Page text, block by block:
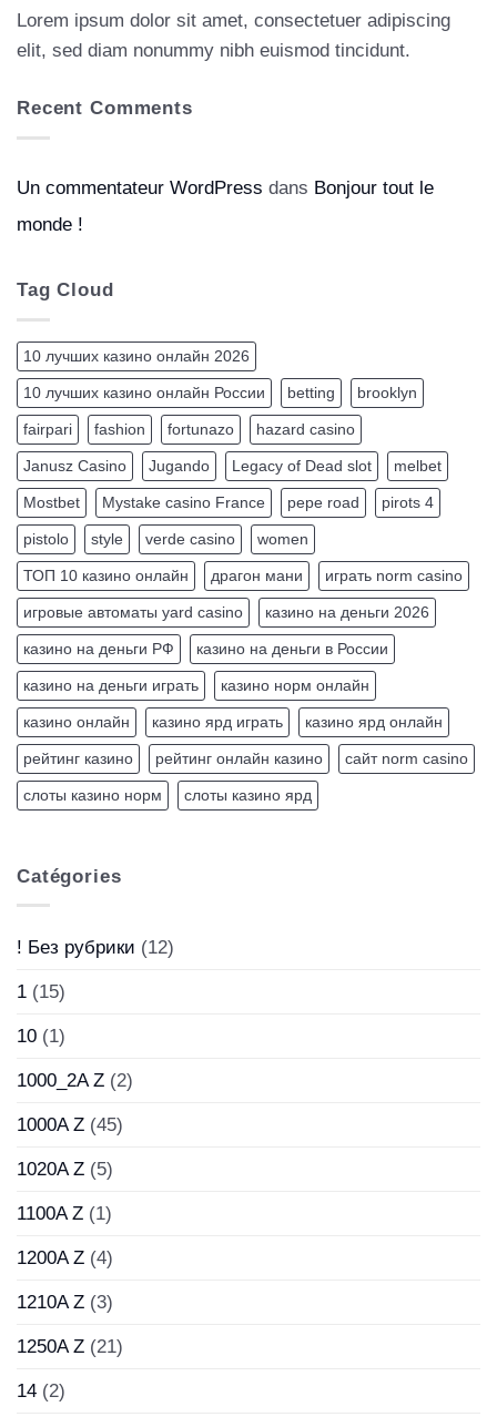
Lorem ipsum dolor sit amet, consectetuer adipiscing
elit, sed diam nonummy nibh euismod tincidunt.
Recent Comments
Un commentateur WordPress dans Bonjour tout le
monde !
Tag Cloud
10 лучших казино онлайн 2026
10 лучших казино онлайн России betting brooklyn
fairpari fashion fortunazo hazard casino
Janusz Casino Jugando Legacy of Dead slot melbet
Mostbet Mystake casino France pepe road pirots 4
pistolo style verde casino women
ТОП 10 казино онлайн драгон мани играть norm casino
игровые автоматы yard casino казино на деньги 2026
казино на деньги РФ казино на деньги в России
казино на деньги играть казино норм онлайн
казино онлайн казино ярд играть казино ярд онлайн
рейтинг казино рейтинг онлайн казино сайт norm casino
слоты казино норм слоты казино ярд
Catégories
! Без рубрики (12)
1 (15)
10 (1)
1000_2A Z (2)
1000A Z (45)
1020A Z (5)
1100A Z (1)
1200A Z (4)
1210A Z (3)
1250A Z (21)
14 (2)